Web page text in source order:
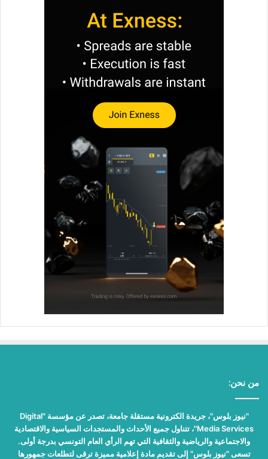
من نحن:
"نيوز بلوس"، جريدة الكترونية مستقلة جامعة، تصدر عن مؤسسة "Digital
Media Services"، تتناول جميع الأحداث والمستجدات السياسية والاقتصادية
والاجتماعية والرياضية والثقافية التي تهم الرأي العام التونسي بدرجة أولى.
تسعى "نيوز بلوس" إلى تقديم مادة إعلامية مميزة ترقى لتطلعات جمهورها